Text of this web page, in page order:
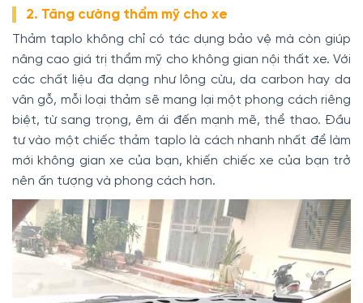
2. Tăng cường thẩm mỹ cho xe
Thảm taplo không chỉ có tác dụng bảo vệ mà còn giúp
nâng cao giá trị thẩm mỹ cho không gian nội thất xe. Với
các chất liệu đa dạng như lông cừu, da carbon hay da
vân gỗ, mỗi loại thảm sẽ mang lại một phong cách riêng
biệt, từ sang trọng, êm ái đến mạnh mẽ, thể thao. Đầu
tư vào một chiếc thảm taplo là cách nhanh nhất để làm
mới không gian xe của bạn, khiến chiếc xe của bạn trở
nên ấn tượng và phong cách hơn.